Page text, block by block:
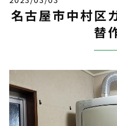
名古屋市中村区
替